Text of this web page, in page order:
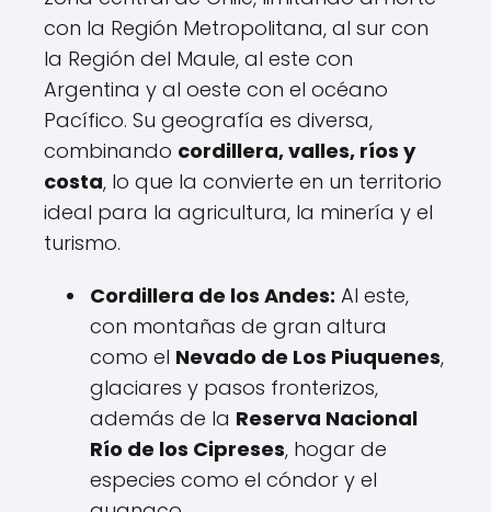
con la Región Metropolitana, al sur con
la Región del Maule, al este con
Argentina y al oeste con el océano
Pacífico. Su geografía es diversa,
combinando cordillera, valles, ríos y
costa, lo que la convierte en un territorio
ideal para la agricultura, la minería y el
turismo.
Cordillera de los Andes: Al este,
con montañas de gran altura
como el Nevado de Los Piuquenes,
glaciares y pasos fronterizos,
además de la Reserva Nacional
Río de los Cipreses, hogar de
especies como el cóndor y el